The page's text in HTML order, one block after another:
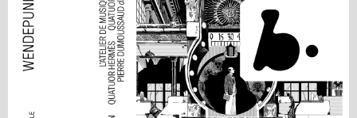
Jobs bei Naxos
Naxos Deutschland Blog